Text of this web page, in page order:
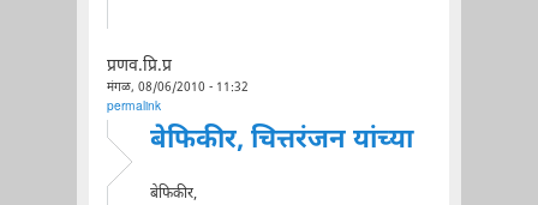
प्रणव.प्रि.प्र
मंगळ, 08/06/2010 - 11:32
permalink
बेफिकीर, चित्तरंजन यांच्या
बेफिकीर,